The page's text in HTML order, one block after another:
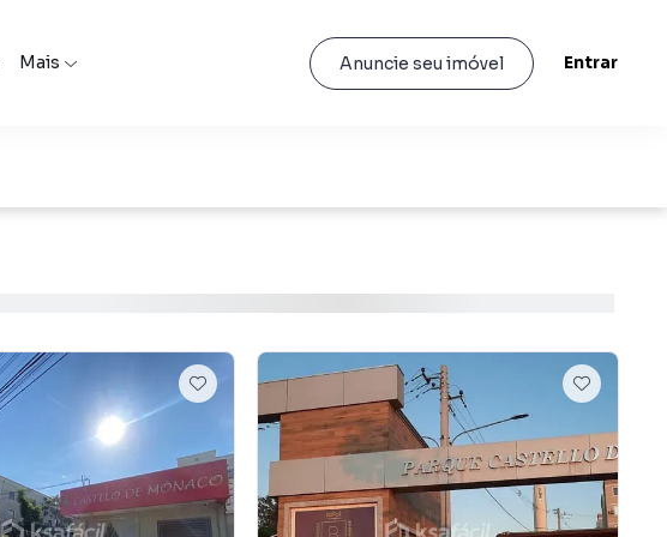
Mais Anuncie seu imóvel Entrar